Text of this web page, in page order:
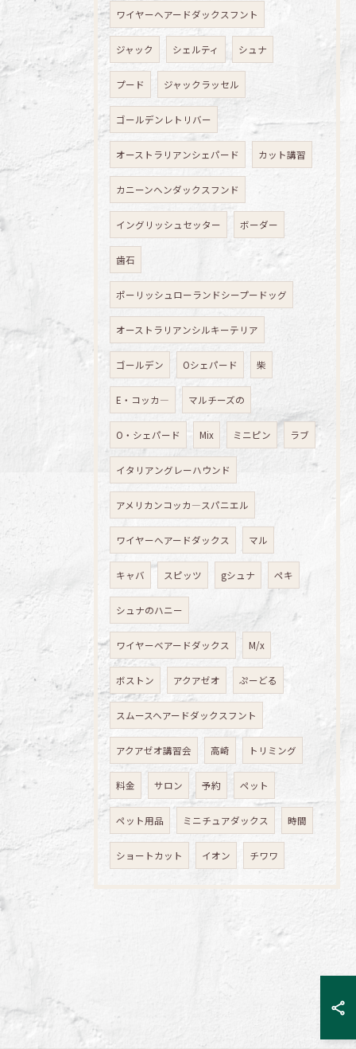
ワイヤーヘアードダックスフント
ジャック シェルティ シュナ
プード ジャックラッセル
ゴールデンレトリバー
オーストラリアンシェパード カット講習
カニーンヘンダックスフンド
イングリッシュセッター ボーダー
歯石
ポーリッシュローランドシープードッグ
オーストラリアンシルキーテリア
ゴールデン Oシェパード 柴
E・コッカ― マルチーズの
O・シェパード Mix ミニピン ラブ
イタリアングレーハウンド
アメリカンコッカ―スパニエル
ワイヤーへアードダックス マル
キャバ スピッツ gシュナ ペキ
シュナのハニー
ワイヤーベアードダックス M/x
ボストン アクアゼオ ぷーどる
スムースヘアードダックスフント
アクアゼオ講習会 高崎 トリミング
料金 サロン 予約 ペット
ペット用品 ミニチュアダックス 時間
ショートカット イオン チワワ